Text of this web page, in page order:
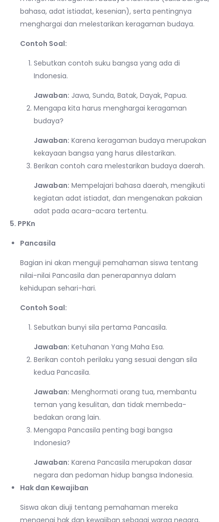
bahasa, adat istiadat, kesenian), serta pentingnya
menghargai dan melestarikan keragaman budaya.
Contoh Soal:
Sebutkan contoh suku bangsa yang ada di
Indonesia.
Jawaban: Jawa, Sunda, Batak, Dayak, Papua.
Mengapa kita harus menghargai keragaman
budaya?
Jawaban: Karena keragaman budaya merupakan
kekayaan bangsa yang harus dilestarikan.
Berikan contoh cara melestarikan budaya daerah.
Jawaban: Mempelajari bahasa daerah, mengikuti
kegiatan adat istiadat, dan mengenakan pakaian
adat pada acara-acara tertentu.
5. PPKn
Pancasila
Bagian ini akan menguji pemahaman siswa tentang
nilai-nilai Pancasila dan penerapannya dalam
kehidupan sehari-hari.
Contoh Soal:
Sebutkan bunyi sila pertama Pancasila.
Jawaban: Ketuhanan Yang Maha Esa.
Berikan contoh perilaku yang sesuai dengan sila
kedua Pancasila.
Jawaban: Menghormati orang tua, membantu
teman yang kesulitan, dan tidak membeda-
bedakan orang lain.
Mengapa Pancasila penting bagi bangsa
Indonesia?
Jawaban: Karena Pancasila merupakan dasar
negara dan pedoman hidup bangsa Indonesia.
Hak dan Kewajiban
Siswa akan diuji tentang pemahaman mereka
mengenai hak dan kewajiban sebagai warga negara,